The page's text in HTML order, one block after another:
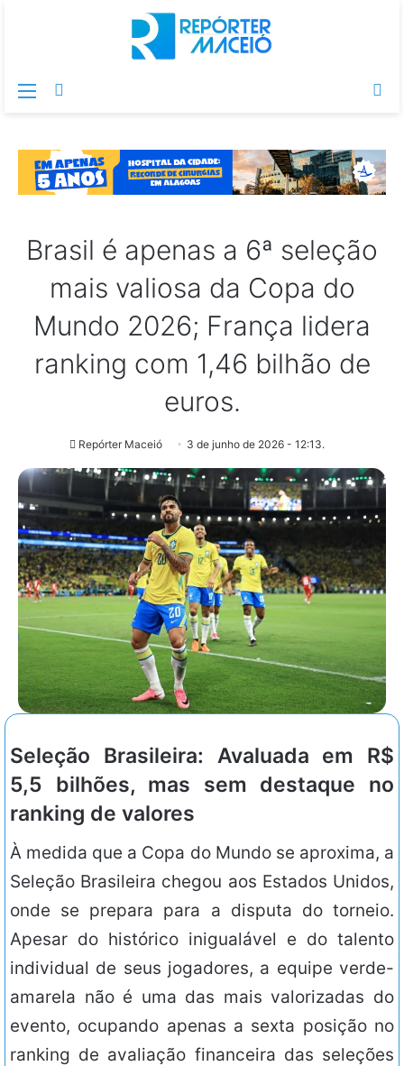
Menu
Brasil é apenas a 6ª seleção
mais valiosa da Copa do
Mundo 2026; França lidera
ranking com 1,46 bilhão de
euros.
Repórter Maceió 3 de junho de 2026 - 12:13.
Seleção Brasileira: Avaluada em R$
5,5 bilhões, mas sem destaque no
ranking de valores
À medida que a Copa do Mundo se aproxima, a
Seleção Brasileira chegou aos Estados Unidos,
onde se prepara para a disputa do torneio.
Apesar do histórico inigualável e do talento
individual de seus jogadores, a equipe verde-
amarela não é uma das mais valorizadas do
evento, ocupando apenas a sexta posição no
ranking de avaliação financeira das seleções